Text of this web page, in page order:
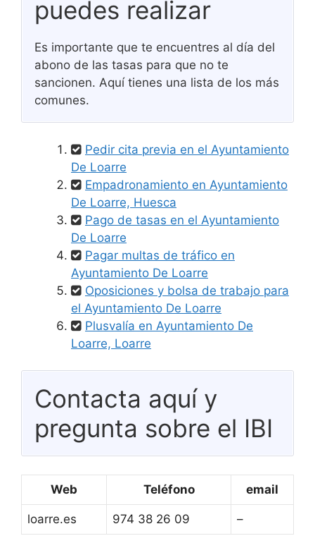
puedes realizar
Es importante que te encuentres al día del
abono de las tasas para que no te
sancionen. Aquí tienes una lista de los más
comunes.
Pedir cita previa en el Ayuntamiento
De Loarre
Empadronamiento en Ayuntamiento
De Loarre, Huesca
Pago de tasas en el Ayuntamiento
De Loarre
Pagar multas de tráfico en
Ayuntamiento De Loarre
Oposiciones y bolsa de trabajo para
el Ayuntamiento De Loarre
Plusvalía en Ayuntamiento De
Loarre, Loarre
Contacta aquí y
pregunta sobre el IBI
Web Teléfono email
loarre.es 974 38 26 09 –